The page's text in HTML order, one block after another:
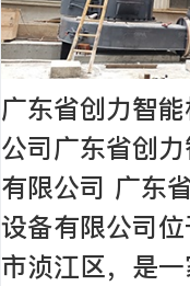
广东省创力智
公司广东省创
有限公司 广东
设备有限公司
市浈江区，是